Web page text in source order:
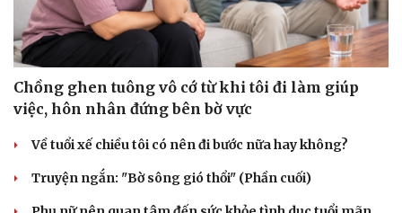
Chồng ghen tuông vô cớ từ khi tôi đi làm giúp
việc, hôn nhân đứng bên bờ vực
Về tuổi xế chiều tôi có nên đi bước nữa hay không?
Truyện ngắn: "Bờ sông gió thổi" (Phần cuối)